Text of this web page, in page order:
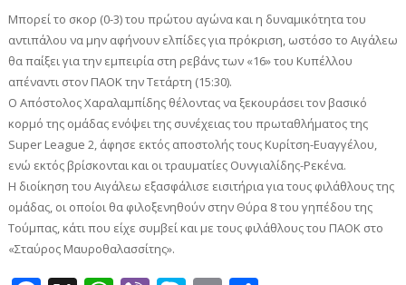
Μπορεί το σκορ (0-3) του πρώτου αγώνα και η δυναμικότητα του
αντιπάλου να μην αφήνουν ελπίδες για πρόκριση, ωστόσο το Αιγάλεω
θα παίξει για την εμπειρία στη ρεβάνς των «16» του Κυπέλλου
απέναντι στον ΠΑΟΚ την Τετάρτη (15:30).
Ο Απόστολος Χαραλαμπίδης θέλοντας να ξεκουράσει τον βασικό
κορμό της ομάδας ενόψει της συνέχειας του πρωταθλήματος της
Super League 2, άφησε εκτός αποστολής τους Κυρίτση-Ευαγγέλου,
ενώ εκτός βρίσκονται και οι τραυματίες Ουνγιαλίδης-Ρεκένα.
Η διοίκηση του Αιγάλεω εξασφάλισε εισιτήρια για τους φιλάθλους της
ομάδας, οι οποίοι θα φιλοξενηθούν στην Θύρα 8 του γηπέδου της
Τούμπας, κάτι που είχε συμβεί και με τους φιλάθλους του ΠΑΟΚ στο
«Σταύρος Μαυροθαλασσίτης».